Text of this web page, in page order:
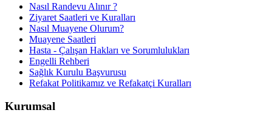
Nasıl Randevu Alınır ?
Ziyaret Saatleri ve Kuralları
Nasıl Muayene Olurum?
Muayene Saatleri
Hasta - Çalışan Hakları ve Sorumlulukları
Engelli Rehberi
Sağlık Kurulu Başvurusu
Refakat Politikamız ve Refakatçi Kuralları
Kurumsal